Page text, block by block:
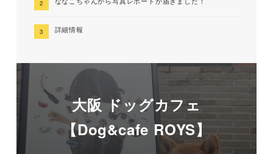
詳細情報
大阪 ドッグカフェ
【Dog&cafe ROYS】